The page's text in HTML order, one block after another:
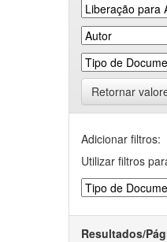
Retornar
Adicionar filtros:
Utilizar filtros
Resultados/